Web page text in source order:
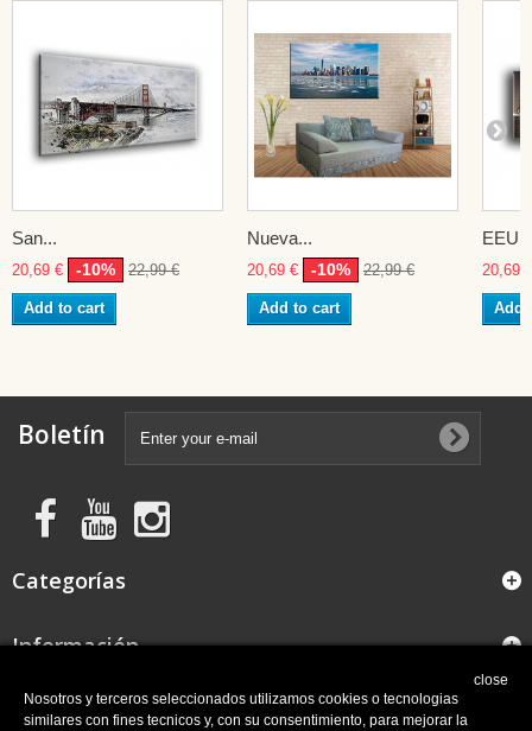
San...
20,69 € -10% 22,99 €
Add to cart
Nueva...
20,69 € -10% 22,99 €
Add to cart
20,69 €
Add
Boletín
Categorías
Información
close
Nosotros y terceros seleccionados utilizamos cookies o tecnologias
similares con fines tecnicos y, con su consentimiento, para mejorar la